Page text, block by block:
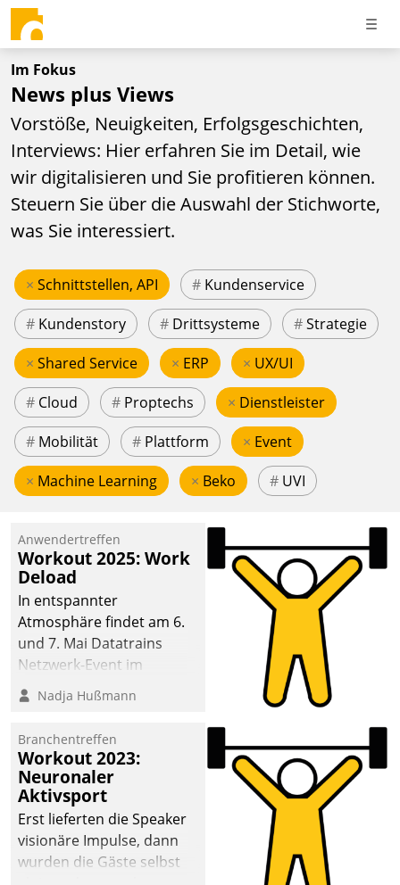
Im Fokus
News plus Views
Vorstöße, Neuigkeiten, Erfolgsgeschichten,
Interviews: Hier erfahren Sie im Detail, wie
wir digitalisieren und Sie profitieren können.
Steuern Sie über die Auswahl der Stichworte,
was Sie interessiert.
× Schnittstellen, API # Kundenservice
# Kundenstory # Drittsysteme #Strategie
× Shared Service × ERP × UX/UI
# Cloud # Proptechs × Dienstleister
# Mobilität # Plattform × Event
× Machine Learning × Beko # UVI
Anwendertreffen
Workout 2025: Work
Deload
In entspannter
Atmosphäre findet am 6.
und 7. Mai Datatrains
Netzwerk-Event im
Kunden- und Partnerkreis
statt. Zentrale Frage: Wie
Mammutprojekte
meistern und Workloads
wuppen – bei zunehmend
anspruchsvollen
Aufgaben und
abnehmendem
Nadja Hußmann
Branchentreffen
Workout 2023:
Neuronaler
Aktivsport
Erst lieferten die Speaker
visionäre Impulse, dann
wurden die Gäste selbst